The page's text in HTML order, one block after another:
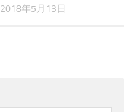
2018年5月13日